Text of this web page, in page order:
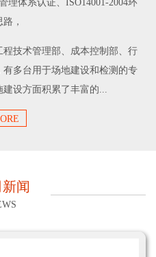
理体系认证、ISO14001-2004环
，
技术管理部、成本控制部、行
多台用于场地建设和检测的专
设方面积累了丰富的...
闻